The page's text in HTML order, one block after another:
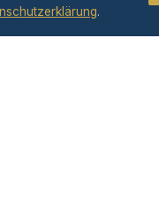
Intensive
.